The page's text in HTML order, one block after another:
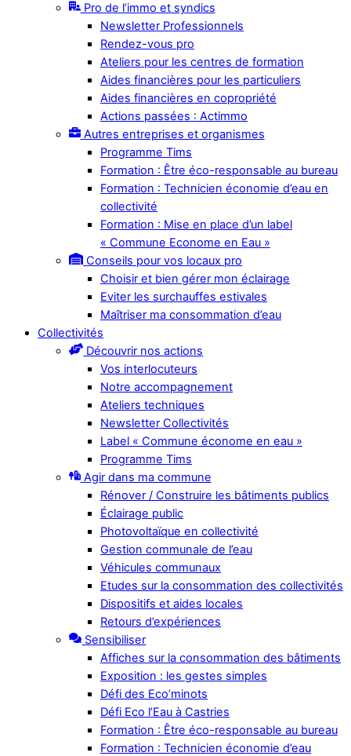
Pro de l’immo et syndics
Newsletter Professionnels
Rendez-vous pro
Ateliers pour les centres de formation
Aides financières pour les particuliers
Aides financières en copropriété
Actions passées : Actimmo
Autres entreprises et organismes
Programme Tims
Formation : Être éco-responsable au bureau
Formation : Technicien économie d’eau en
collectivité
Formation : Mise en place d’un label
« Commune Econome en Eau »
Conseils pour vos locaux pro
Choisir et bien gérer mon éclairage
Eviter les surchauffes estivales
Maîtriser ma consommation d’eau
Collectivités
Découvrir nos actions
Vos interlocuteurs
Notre accompagnement
Ateliers techniques
Newsletter Collectivités
Label « Commune économe en eau »
Programme Tims
Agir dans ma commune
Rénover / Construire les bâtiments publics
Éclairage public
Photovoltaïque en collectivité
Gestion communale de l’eau
Véhicules communaux
Etudes sur la consommation des collectivités
Dispositifs et aides locales
Retours d’expériences
Sensibiliser
Affiches sur la consommation des bâtiments
Exposition : les gestes simples
Défi des Eco’minots
Défi Eco l’Eau à Castries
Formation : Être éco-responsable au bureau
Formation : Technicien économie d’eau